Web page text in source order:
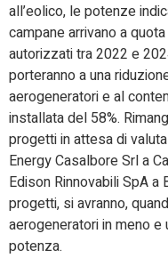
all’eolico, le potenze
campane arrivano a
autorizzati tra 2022 e
porteranno a una
aerogeneratori e al
installata del 58%.
progetti in attesa di
Energy Casalbore Srl a
Edison Rinnovabili SpA a
progetti, si avranno,
aerogeneratori in meno
potenza.